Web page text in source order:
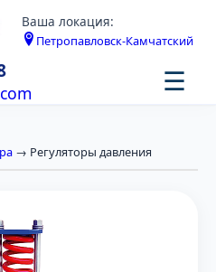
Ваша локация:
Петропавловск-Камчатский
☰
→ Регуляторы давления